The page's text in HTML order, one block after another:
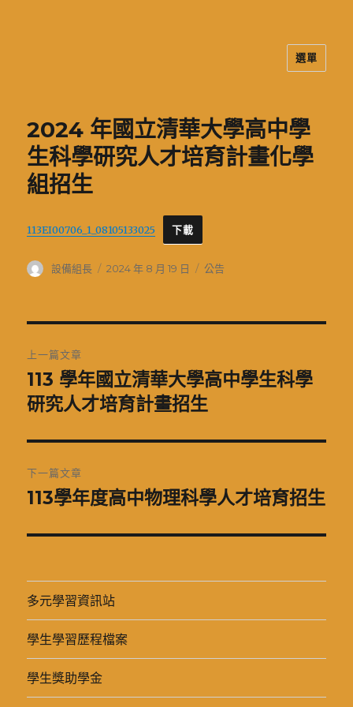
選單
2024 年國立清華大學高中學
生科學研究人才培育計畫化學
組招生
113EI00706_1_08105133025 下載
作
設備組長
發
2024 年 8 月 19 日
分
公告
章
導
覽
上一篇文章
上
一
文
章:
113 學年國立清華大學高中學生科學
研究人才培育計畫招生
下一篇文章
下
篇
章:
113學年度高中物理科學人才培育招生
多元學習資訊站
學生學習歷程檔案
學生獎助學金